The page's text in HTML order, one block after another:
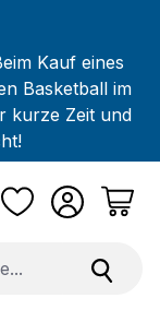
Kauf eines
Basketball im
kurze Zeit und